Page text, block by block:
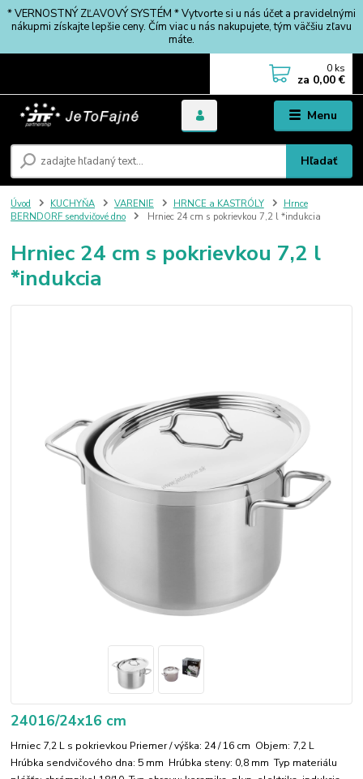
* VERNOSTNÝ ZĽAVOVÝ SYSTÉM * Vytvorte si u nás účet a pravidelnými
nákupmi získajte lepšie ceny. Čím viac u nás nakupujete, tým väčšiu zľavu
máte.
Menu
Hľadať
0 ks
za 0,00 €
Úvod KUCHYŇA VARENIE HRNCE a KASTRÓLY
Hrnce
BERNDORF sendvičové dno
Hrniec 24 cm s pokrievkou 7,2 l *indukcia
Hrniec 24 cm s pokrievkou 7,2 l
*indukcia
24016/24x16 cm
Hrniec 7,2 L s pokrievkou Priemer / výška: 24 / 16 cm Objem: 7,2 L
Hrúbka sendvičového dna: 5 mm Hrúbka steny: 0,8 mm Typ materiálu